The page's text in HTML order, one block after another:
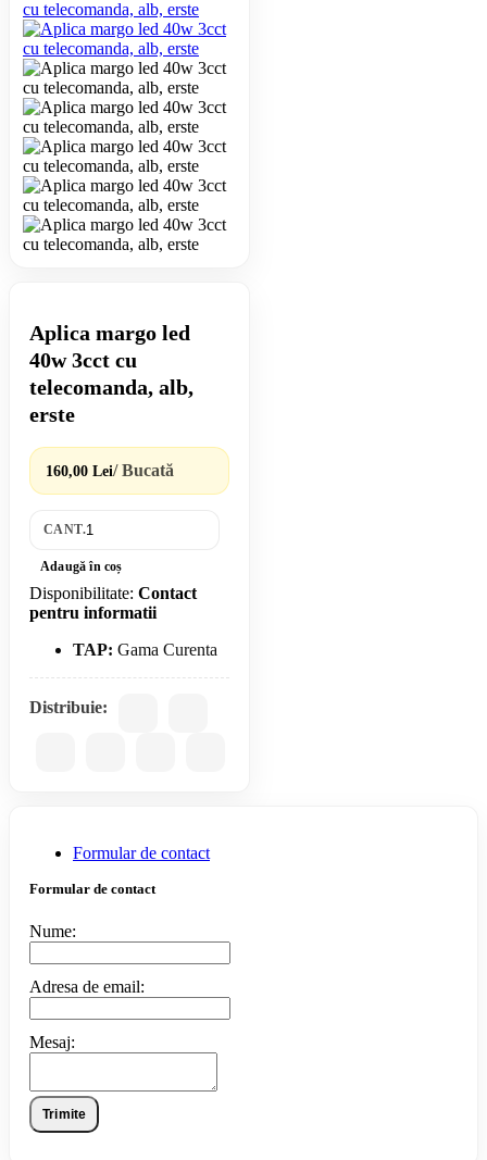
Aplica margo led
40w 3cct cu
telecomanda, alb,
erste
160,00 Lei/ Bucată
CANT.
Adaugă în coș
Disponibilitate: Contact
pentru informatii
TAP: Gama Curenta
Distribuie:
Formular de contact
Formular de contact
Nume:
Adresa de email:
Mesaj:
Trimite